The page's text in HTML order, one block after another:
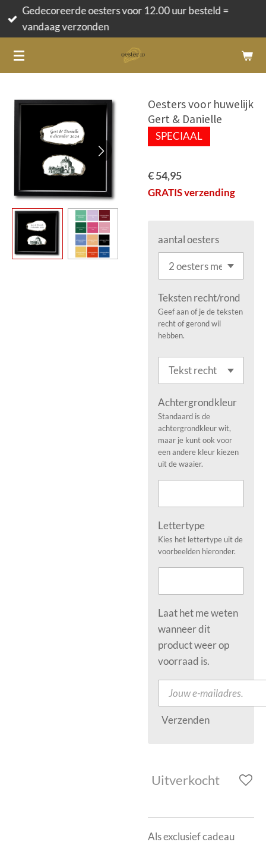
Ga
direct
de
Gedecoreerde oesters voor 12.00 uur besteld =
vandaag verzonden
Oesters voor huwelijk
Gert & Danielle
SPECIAAL
€ 54,95
GRATIS verzending
aantal oesters
Teksten recht/rond
Geef aan of je de teksten
recht of gerond wil
hebben.
Achtergrondkleur
Standaard is de
achtergrondkleur wit,
maar je kunt ook voor
een andere kleur kiezen
uit de waaier.
Lettertype
Kies het lettertype uit de
voorbeelden hieronder.
Laat het me weten
wanneer dit
product weer op
voorraad is.
Verzenden
Uitverkocht
Als exclusief cadeau